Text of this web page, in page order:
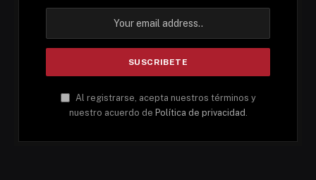
Al registrarse, acepta nuestros términos y
nuestro acuerdo de Política de privacidad .